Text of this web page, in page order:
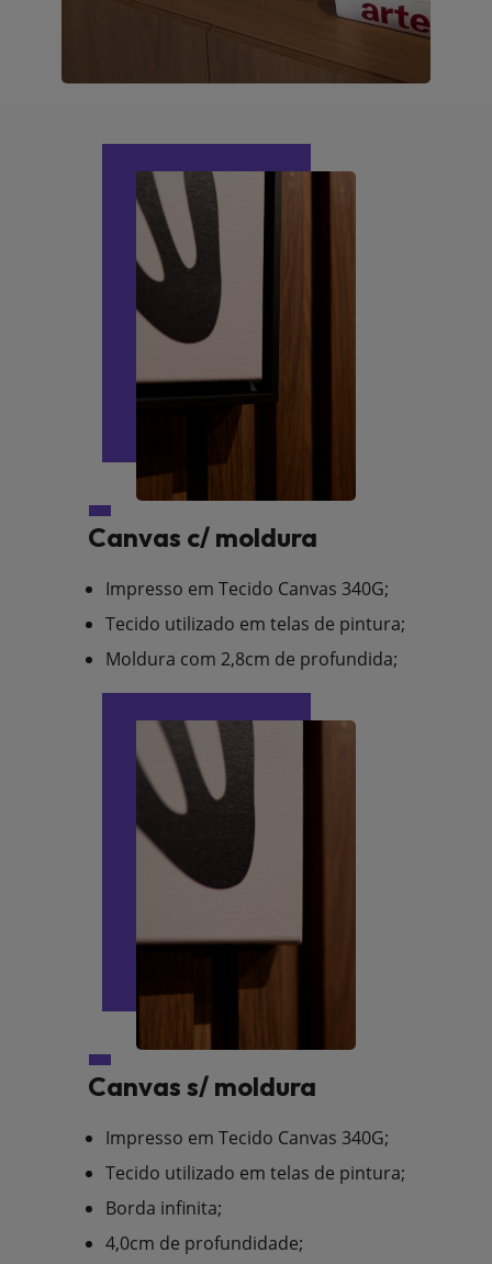
Canvas c/ moldura
Impresso em Tecido Canvas 340G;
Tecido utilizado em telas de pintura;
Moldura com 2,8cm de profundida;
Canvas s/ moldura
Impresso em Tecido Canvas 340G;
Tecido utilizado em telas de pintura;
Borda infinita;
4,0cm de profundidade;